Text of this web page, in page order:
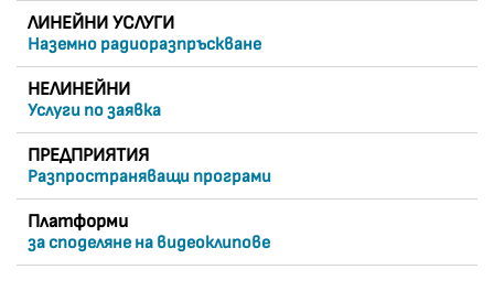
ЛИНЕЙНИ УСЛУГИ
Наземно радиоразпръскване
НЕЛИНЕЙНИ
Услуги по заявка
ПРЕДПРИЯТИЯ
Разпространяващи програми
Платформи
за споделяне на видеоклипове